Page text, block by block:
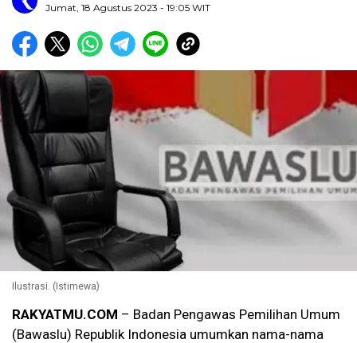
Jumat, 18 Agustus 2023 - 19:05 WIT
Ilustrasi. (Istimewa)
RAKYATMU.COM – Badan Pengawas Pemilihan Umum
(Bawaslu) Republik Indonesia umumkan nama-nama